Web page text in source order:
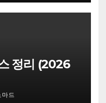
정리 (2026
마드